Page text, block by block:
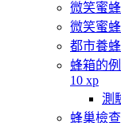
微笑蜜
微笑蜜
都市養
蜂箱的
10 xp
測
蜂巢檢查